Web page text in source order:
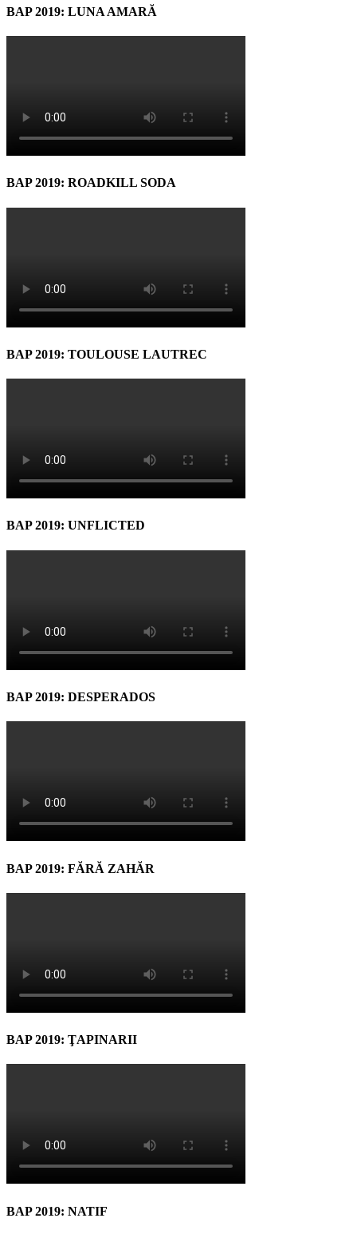
BAP 2019: LUNA AMARĂ
BAP 2019: ROADKILL SODA
BAP 2019: TOULOUSE LAUTREC
BAP 2019: UNFLICTED
BAP 2019: DESPERADOS
BAP 2019: FĂRĂ ZAHĂR
BAP 2019: ŢAPINARII
BAP 2019: NATIF